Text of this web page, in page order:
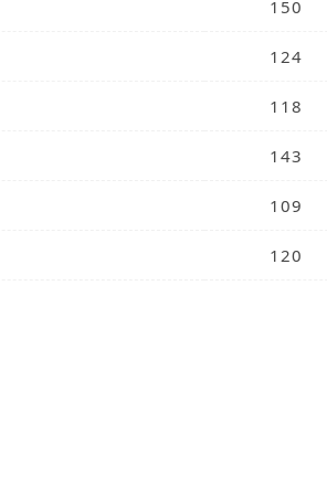
150
124
118
143
109
120